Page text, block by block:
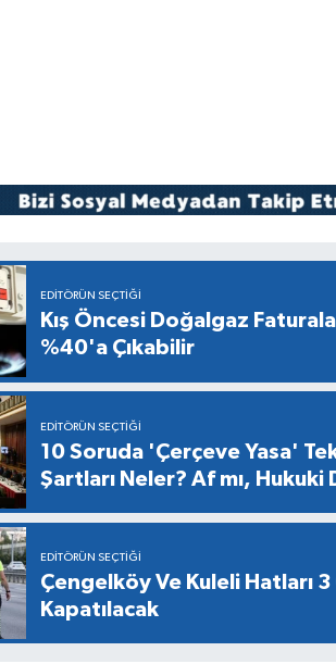
EDITÖRÜN SEÇTIĞI
Kış Öncesi Doğalgaz
%40'a Çıkabilir
EDITÖRÜN SEÇTIĞI
10 Soruda 'Çerçeve Yasa'
Şartları Neler? Af mı, Hukuki
EDITÖRÜN SEÇTIĞI
Çengelköy Ve Kuleli Hatları 3
Kapatılacak